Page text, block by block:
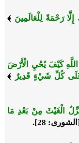
رَحْمَةً لِلْعَالَمِينَ ﴾
كَيْفَ يُحْيِ الْأَرْضَ
كُلِّ شَيْءٍ قَدِيرٌ ﴾
الْغَيْثَ مِنْ بَعْدِ مَا
28].